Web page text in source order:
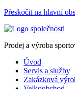
Přeskočit na hlavní
Prodej a výroba
Úvod
Servis a služby
Zakázková